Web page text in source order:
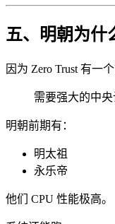
五、明朝为什
因为 Zero Trust 有一个
需要强大的中央
明朝前期有：
明太祖
永乐帝
他们 CPU 性能极高。